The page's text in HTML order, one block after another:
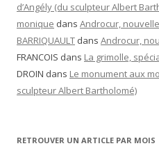
d’Angély (du sculpteur Albert
monique dans Androcur,
BARRIQUAULT dans Androcur,
FRANCOIS dans La grimolle,
DROIN dans Le monument aux
sculpteur Albert Bartholomé)
RETROUVER UN ARTICLE PAR MOIS